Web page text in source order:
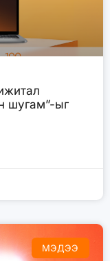
шугам”-ыг
МЭДЭЭ